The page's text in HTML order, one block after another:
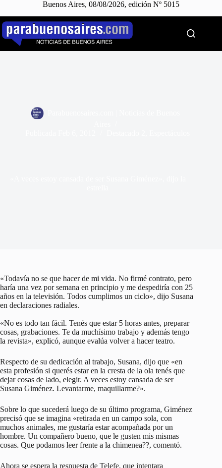
Buenos Aires, 08/08/2026, edición Nº 5015
Saltar
contenido
«Todavía no se que hacer de mi vida. No firmé contrato, pero
haría una vez por semana en principio y me despediría con 25
años en la televisión. Todos cumplimos un ciclo», dijo Susana
en declaraciones radiales.
«No es todo tan fácil. Tenés que estar 5 horas antes, preparar
cosas, grabaciones. Te da muchísimo trabajo y además tengo
la revista», explicó, aunque evalúa volver a hacer teatro.
Respecto de su dedicación al trabajo, Susana, dijo que «en
esta profesión si querés estar en la cresta de la ola tenés que
dejar cosas de lado, elegir. A veces estoy cansada de ser
Susana Giménez. Levantarme, maquillarme?».
Sobre lo que sucederá luego de su último programa, Giménez
precisó que se imagina «retirada en un campo sola, con
muchos animales, me gustaría estar acompañada por un
hombre. Un compañero bueno, que le gusten mis mismas
cosas. Que podamos leer frente a la chimenea??, comentó.
Ahora se espera la respuesta de Telefe, que intentara